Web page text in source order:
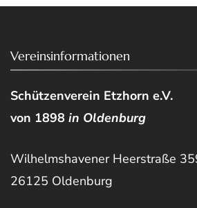
Vereinsinformationen
Schützenverein Etzhorn e.V.
von 1898 in Oldenburg
Wilhelmshavener Heerstraße
26125 Oldenburg